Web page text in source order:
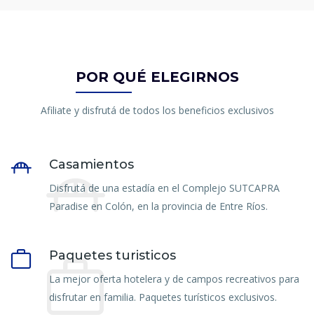
POR QUÉ ELEGIRNOS
Afiliate y disfrutá de todos los beneficios exclusivos
Casamientos
Disfrutá de una estadía en el Complejo SUTCAPRA
Paradise en Colón, en la provincia de Entre Ríos.
Paquetes turisticos
La mejor oferta hotelera y de campos recreativos para
disfrutar en familia. Paquetes turísticos exclusivos.